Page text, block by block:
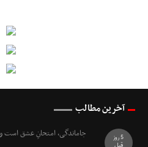
آخرین مطالب
جاماندگی، امتحانِ عشق است و
5 روز